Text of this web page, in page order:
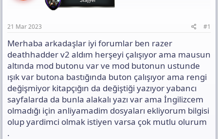
n
i
n
ı
n
K
o
p
y
a
l
a
21 Mar 2023 #1
Merhaba arkadaşlar iyi forumlar ben razer
deathhadder v2 aldım herşeyi çalışıyor ama mausun
altında mod butonu var ve mod butonun ustunde
ışık var butona bastığında buton çalışıyor ama rengi
değişmiyor kitapçığın da değiştiği yazıyor yabancı
sayfalarda da bunla alakalı yazı var ama İngilizcem
olmadığı için anliyamadim dosyaları ekliyorum bilgisi
olup yardimci olmak istiyen varsa çok mutlu olurum
.